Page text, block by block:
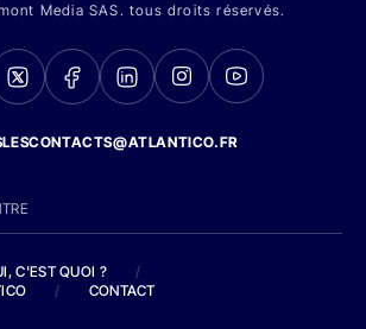
Media SAS. tous droits réservés.
C'EST QUOI ?
/
/ CONTACT